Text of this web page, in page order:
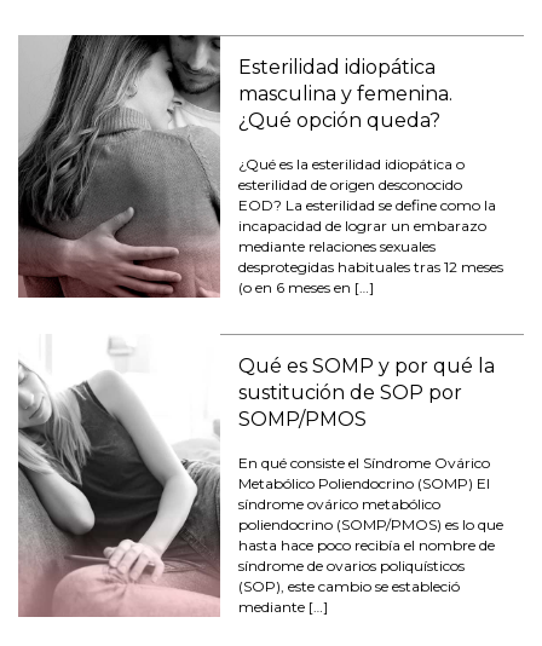
Esterilidad idiopática
masculina y femenina.
¿Qué opción queda?
¿Qué es la esterilidad idiopática o
esterilidad de origen desconocido
EOD? La esterilidad se define como la
incapacidad de lograr un embarazo
mediante relaciones sexuales
desprotegidas habituales tras 12 meses
(o en 6 meses en […]
Qué es SOMP y por qué la
sustitución de SOP por
SOMP/PMOS
En qué consiste el Síndrome Ovárico
Metabólico Poliendocrino (SOMP) El
síndrome ovárico metabólico
poliendocrino (SOMP/PMOS) es lo que
hasta hace poco recibía el nombre de
síndrome de ovarios poliquísticos
(SOP), este cambio se estableció
mediante […]